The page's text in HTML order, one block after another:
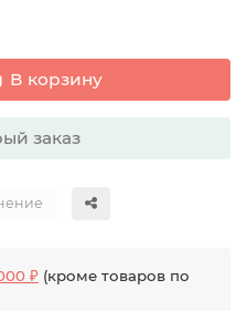
В корзину
заказ
₽ (кроме товаров по